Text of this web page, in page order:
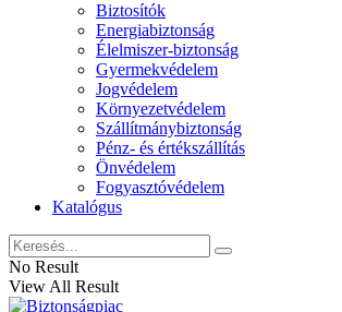
Biztosítók
Energiabiztonság
Élelmiszer-biztonság
Gyermekvédelem
Jogvédelem
Környezetvédelem
Szállítmánybiztonság
Pénz- és értékszállítás
Önvédelem
Fogyasztóvédelem
Katalógus
No Result
View All Result